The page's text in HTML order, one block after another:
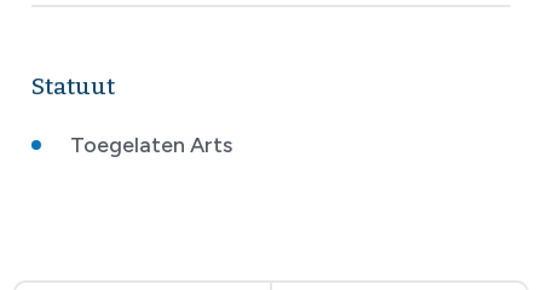
Statuut
Toegelaten Arts